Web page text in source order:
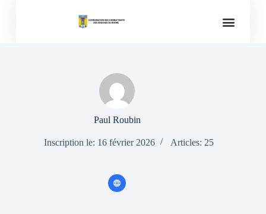
Paul Roubin
Inscription le: 16 février 2026 Articles: 25